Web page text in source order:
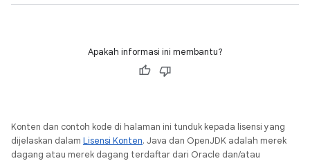
Apakah informasi ini membantu?
Konten dan contoh kode di halaman ini tunduk kepada lisensi yang
dijelaskan dalam Lisensi Konten. Java dan OpenJDK adalah merek
dagang atau merek dagang terdaftar dari Oracle dan/atau